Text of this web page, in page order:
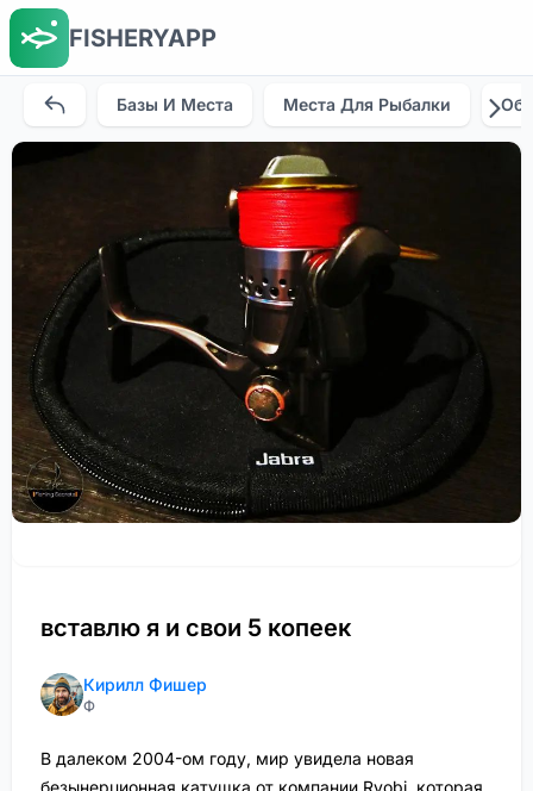
FISHERYAPP
Базы И Места Места Для Рыбалки
вставлю я и свои 5 копеек
Кирилл Фишер
Ф
В далеком 2004-ом году, мир увидела новая
безынерционная катушка от компании Ryobi, которая